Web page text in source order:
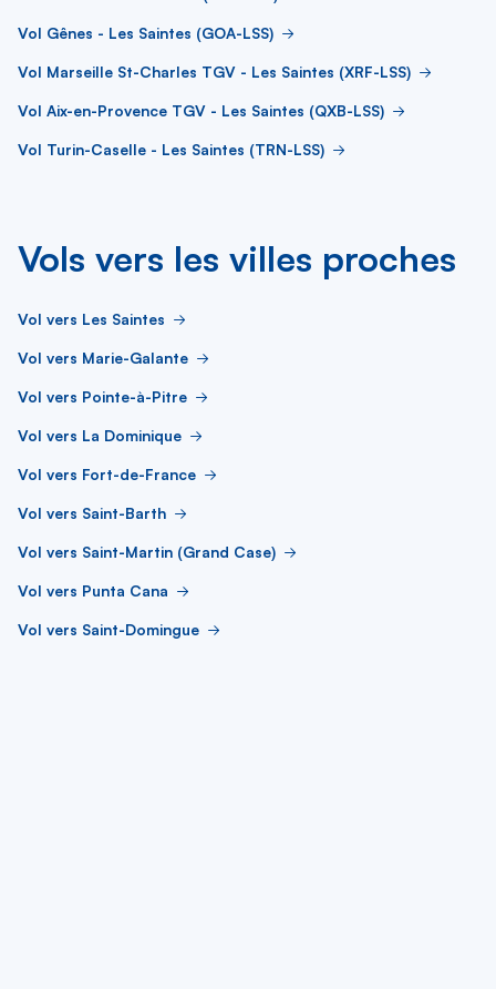
Vol Gênes - Les Saintes (GOA-LSS)
Vol Marseille St-Charles TGV - Les Saintes (XRF-LSS)
Vol Aix-en-Provence TGV - Les Saintes (QXB-LSS)
Vol Turin-Caselle - Les Saintes (TRN-LSS)
Vols vers les villes proches
Vol vers Les Saintes
Vol vers Marie-Galante
Vol vers Pointe-à-Pitre
Vol vers La Dominique
Vol vers Fort-de-France
Vol vers Saint-Barth
Vol vers Saint-Martin (Grand Case)
Vol vers Punta Cana
Vol vers Saint-Domingue